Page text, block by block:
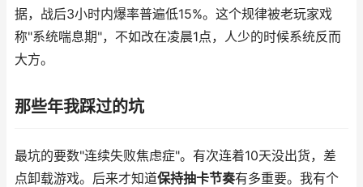
据，战后3小时内爆率普遍低15%。这个规律被老玩家戏
称"系统喘息期"，不如改在凌晨1点，人少的时候系统反而
大方。
那些年我踩过的坑
最坑的要数"连续失败焦虑症"。有次连着10天没出货，差
点卸载游戏。后来才知道保持抽卡节奏有多重要。我有个